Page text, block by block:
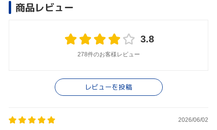
商品レビュー
3.8
278件のお客様レビュー
レビューを投稿
2026/06/02